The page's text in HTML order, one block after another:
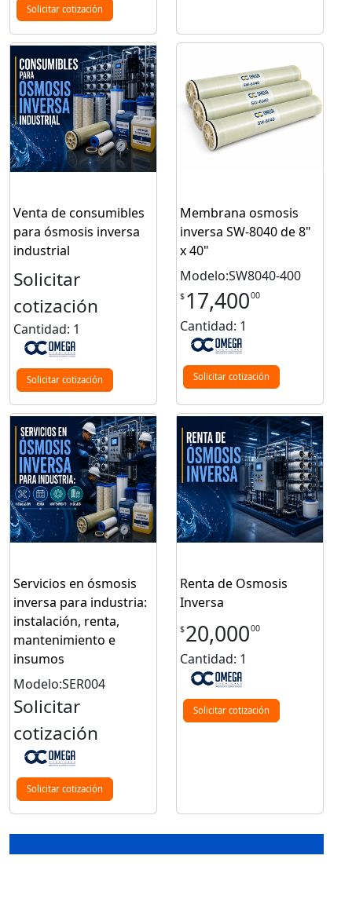
Solicitar cotización
Venta de consumibles
para ósmosis inversa
industrial
Solicitar
cotización
Cantidad: 1
Solicitar cotización
Membrana osmosis
inversa SW-8040 de 8"
x 40"
Modelo:SW8040-400
$ 17,40000
Cantidad: 1
Solicitar cotización
Servicios en ósmosis
inversa para industria:
instalación, renta,
mantenimiento e
insumos
Modelo:SER004
Solicitar
cotización
Solicitar cotización
Renta de Osmosis
Inversa
$20,00000
Cantidad: 1
Solicitar cotización